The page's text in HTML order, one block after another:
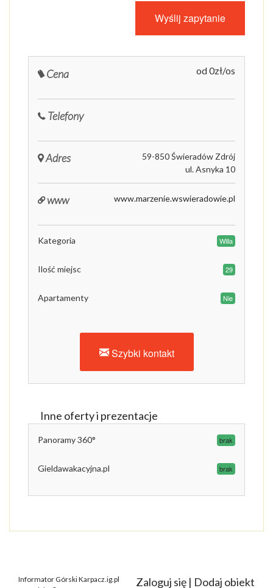
Cena od 0zł/os
Telefony
Adres
59-850 Świeradów Zdrój
ul. Asnyka 10
www www.marzenie.wswieradowie.pl
Kategoria Willa
Ilość miejsc 29
Apartamenty Nie
Szybki kontakt
Inne oferty i prezentacje
Panoramy 360° brak
Gieldawakacyjna.pl brak
Zaloguj się | Dodaj obiekt
Informator Górski Karpacz.ig.pl